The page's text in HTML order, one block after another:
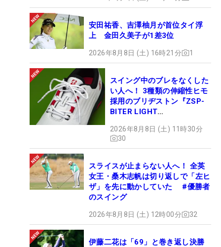
安田祐香、吉澤柚月が首位タイ浮
上 金田久美子が1差3位
2026年8月8日 (土) 16時21分 1
スイング中のブレをなくした
い人へ！ 3種類の伸縮性ヒモ
採用のブリヂストン『ZSP-
BITER LIGHT
ュー
2026年8月8日 (土) 11時30分
30
スライスが止まらない人へ！ 全英
女王・桑木志帆は切り返しで「左ヒ
ザ」を先に動かしていた #優勝者
のスイング
2026年8月8日 (土) 12時00分 32
伊藤二花は「69」と巻き返し決勝